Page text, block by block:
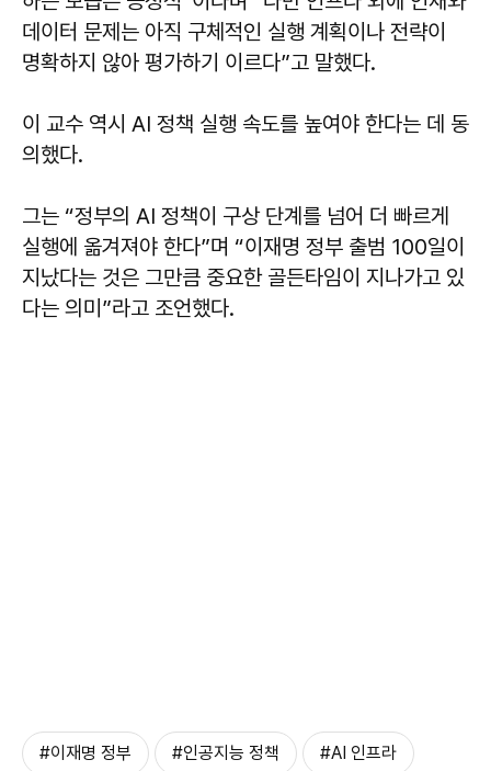
데이터 문제는 아직 구체적인 실행 계획이나 전략이
명확하지 않아 평가하기 이르다”고 말했다.
이 교수 역시 AI 정책 실행 속도를 높여야 한다는 데 동
의했다.
그는 “정부의 AI 정책이 구상 단계를 넘어 더 빠르게
실행에 옮겨져야 한다”며 “이재명 정부 출범 100일이
지났다는 것은 그만큼 중요한 골든타임이 지나가고 있
다는 의미”라고 조언했다.
#이재명 정부 #인공지능 정책 #AI 인프라